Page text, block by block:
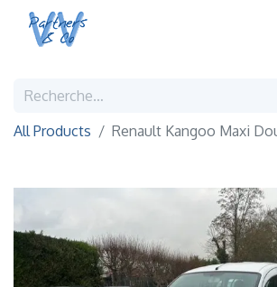
All Products Renault Kangoo Maxi